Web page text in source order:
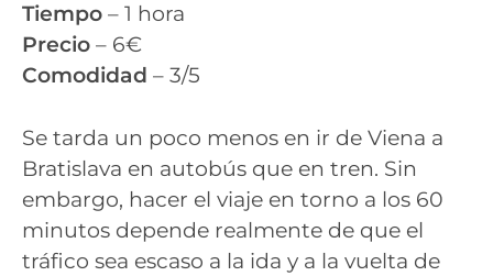
Tiempo – 1 hora
Precio – 6€
Comodidad – 3/5
Se tarda un poco menos en ir de Viena a
Bratislava en autobús que en tren. Sin
embargo, hacer el viaje en torno a los 60
minutos depende realmente de que el
tráfico sea escaso a la ida y a la vuelta de